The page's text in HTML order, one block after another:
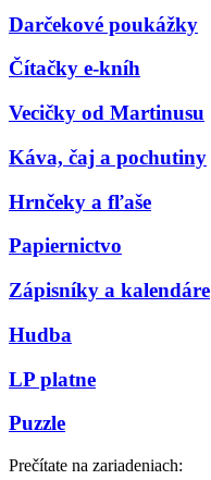
Darčekové poukážky
Čítačky e-kníh
Vecičky od Martinusu
Káva, čaj a pochutiny
Hrnčeky a fľaše
Papiernictvo
Zápisníky a kalendáre
Hudba
LP platne
Puzzle
Prečítate na zariadeniach: